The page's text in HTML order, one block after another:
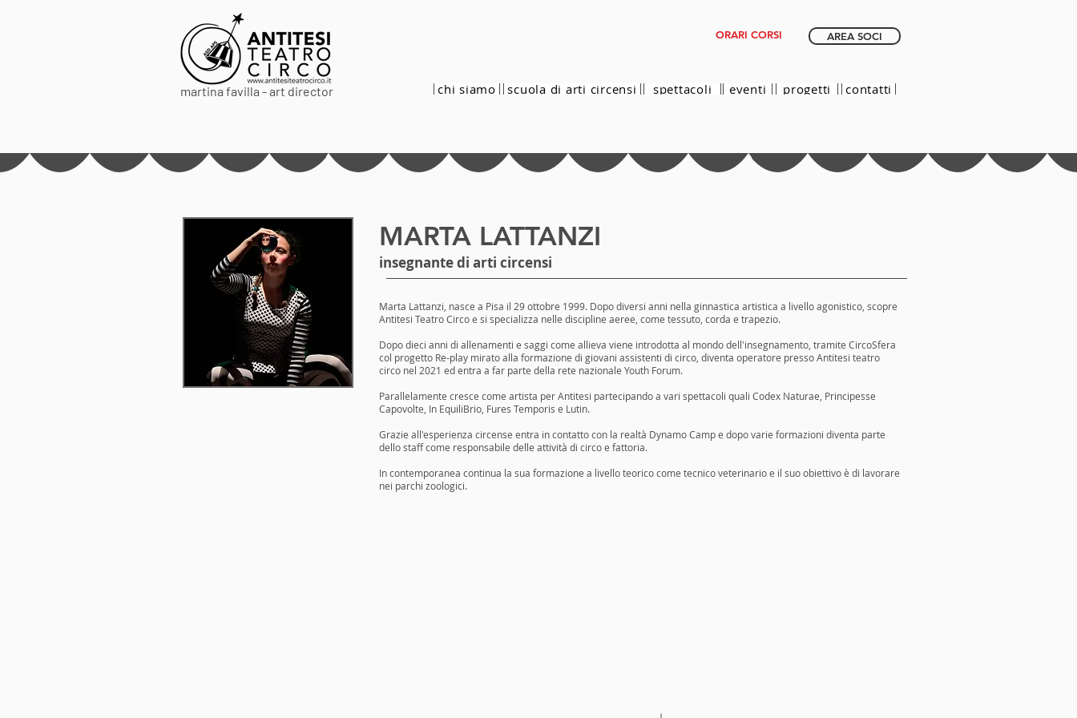
martina favilla - art director
ORARI CORSI AREA SOCI
chi siamo scuola di arti circensi spettacoli eventi progetti contatti
insegnante di arti circensi
MARTA LATTANZI
Marta Lattanzi, nasce a Pisa il 29 ottobre 1999. Dopo diversi anni nella ginnastica artistica a livello agonistico, scopre
Antitesi Teatro Circo e si specializza nelle discipline aeree, come tessuto, corda e trapezio.
Dopo dieci anni di allenamenti e saggi come allieva viene introdotta al mondo dell'insegnamento, tramite CircoSfera
col progetto Re-play mirato alla formazione di giovani assistenti di circo, diventa operatore presso Antitesi teatro
circo nel 2021 ed entra a far parte della rete nazionale Youth Forum.
Parallelamente cresce come artista per Antitesi partecipando a vari spettacoli quali Codex Naturae, Principesse
Capovolte, In EquiliBrio, Fures Temporis e Lutin.
Grazie all'esperienza circense entra in contatto con la realtà Dynamo Camp e dopo varie formazioni diventa parte
dello staff come responsabile delle attività di circo e fattoria.
In contemporanea continua la sua formazione a livello teorico come tecnico veterinario e il suo obiettivo è di lavorare
nei parchi zoologici.